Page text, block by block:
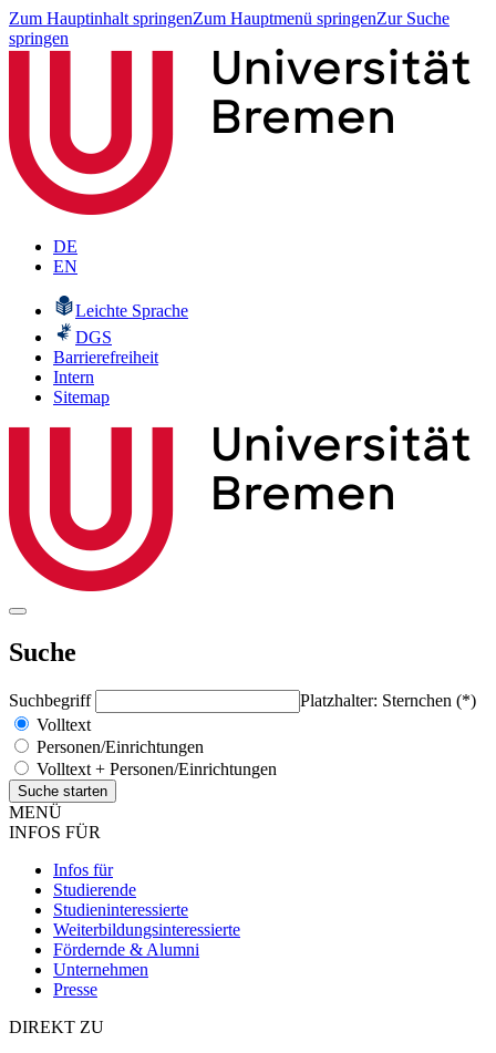
Zum Hauptinhalt springenZum Hauptmenü springenZur Suche
springen
DE
EN
Leichte Sprache
DGS
Barrierefreiheit
Intern
Sitemap
Suche
Suchbegriff
Platzhalter: Sternchen (*)
Volltext
Personen/Einrichtungen
Volltext + Personen/Einrichtungen
MENÜ
INFOS FÜR
Infos für
Studierende
Studieninteressierte
Weiterbildungsinteressierte
Fördernde & Alumni
Unternehmen
Presse
DIREKT ZU